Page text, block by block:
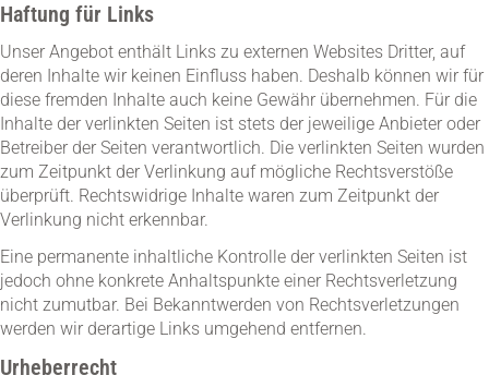
Haftung für Links
Unser Angebot enthält Links zu externen Websites Dritter, auf
deren Inhalte wir keinen Einfluss haben. Deshalb können wir für
diese fremden Inhalte auch keine Gewähr übernehmen. Für die
Inhalte der verlinkten Seiten ist stets der jeweilige Anbieter oder
Betreiber der Seiten verantwortlich. Die verlinkten Seiten wurden
zum Zeitpunkt der Verlinkung auf mögliche Rechtsverstöße
überprüft. Rechtswidrige Inhalte waren zum Zeitpunkt der
Verlinkung nicht erkennbar.
Eine permanente inhaltliche Kontrolle der verlinkten Seiten ist
jedoch ohne konkrete Anhaltspunkte einer Rechtsverletzung
nicht zumutbar. Bei Bekanntwerden von Rechtsverletzungen
werden wir derartige Links umgehend entfernen.
Urheberrecht